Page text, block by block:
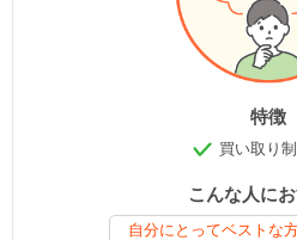
特徴
買い取り
こんな人に
自分にとってベストな